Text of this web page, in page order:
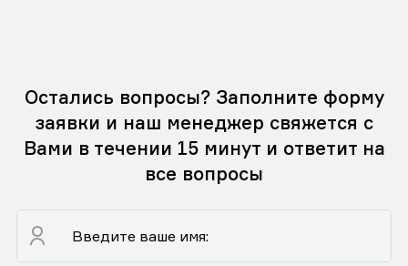
Остались вопросы? Заполните форму
заявки и наш менеджер свяжется с
Вами в течении 15 минут и ответит на
все вопросы